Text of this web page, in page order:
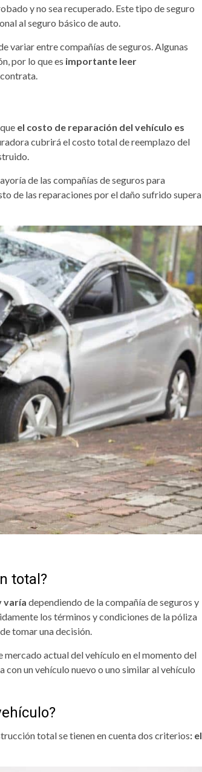
y no sea recuperado. Este tipo de seguro
al seguro básico de auto.
variar entre compañías de seguros. Algunas
por lo que es importante leer
el costo de reparación del vehículo es
cubrirá el costo total de reemplazo del
de las compañías de seguros para
de las reparaciones por el daño sufrido supera
total?
varía dependiendo de la compañía de seguros y
los términos y condiciones de la póliza
tomar una decisión.
mercado actual del vehículo en el momento del
un vehículo nuevo o uno similar al vehículo
total se tienen en cuenta dos criterios: el